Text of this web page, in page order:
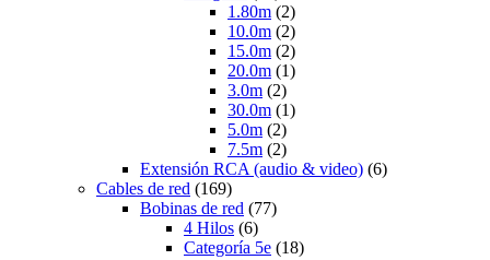
1.80m (2)
10.0m (2)
15.0m (2)
20.0m (1)
3.0m (2)
30.0m (1)
5.0m (2)
7.5m (2)
Extensión RCA (audio & video) (6)
Cables de red (169)
Bobinas de red (77)
4 Hilos (6)
Categoría 5e (18)